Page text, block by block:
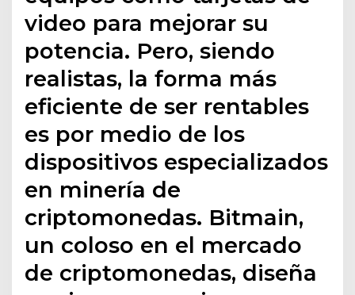
video para mejorar su
potencia. Pero, siendo
realistas, la forma más
eficiente de ser rentables
es por medio de los
dispositivos especializados
en minería de
criptomonedas. Bitmain,
un coloso en el mercado
de criptomonedas, diseña